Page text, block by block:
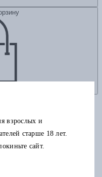
взрослых и
старше 18 лет.
сайт.